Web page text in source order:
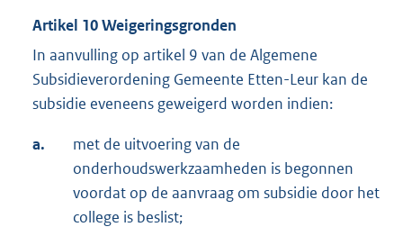
Artikel 10 Weigeringsgronden
In aanvulling op artikel 9 van de Algemene
Subsidieverordening Gemeente Etten-Leur kan de
subsidie eveneens geweigerd worden indien:
a.
met de uitvoering van de
onderhoudswerkzaamheden is begonnen
voordat op de aanvraag om subsidie door het
college is beslist;